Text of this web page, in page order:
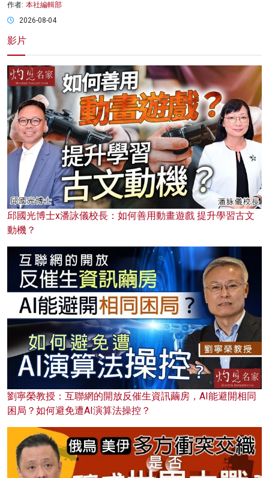
作者: 本社編輯部
2026-08-04
影片
邱國光博士x潘詠儀校長：如何善用動畫遊戲 提升學習古文
動機？
劉寧榮教授：互聯網的開放反催生資訊繭房，AI能避開相同
困局？如何避免遭AI演算法操控？